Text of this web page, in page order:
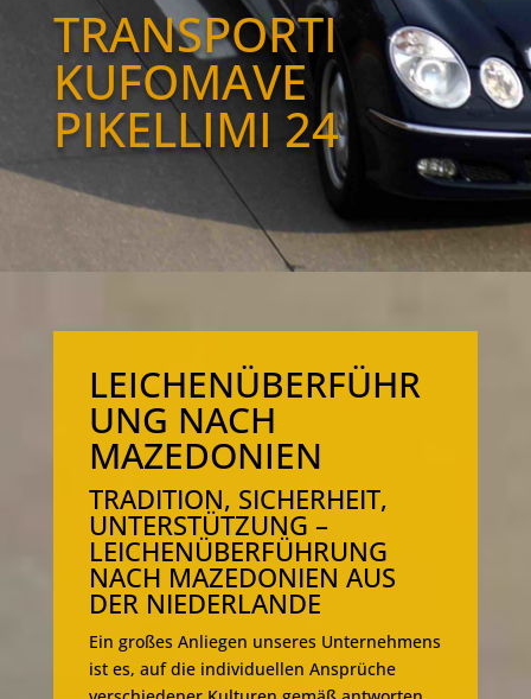
TRANSPORTI
KUFOMAVE
PIKELLIMI 24
LEICHENÜBERFÜHR
UNG NACH
MAZEDONIEN
TRADITION, SICHERHEIT,
UNTERSTÜTZUNG –
LEICHENÜBERFÜHRUNG
NACH MAZEDONIEN AUS
DER NIEDERLANDE
Ein großes Anliegen unseres Unternehmens
ist es, auf die individuellen Ansprüche